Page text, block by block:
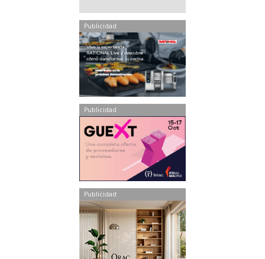
Publicidad
Publicidad
Publicidad